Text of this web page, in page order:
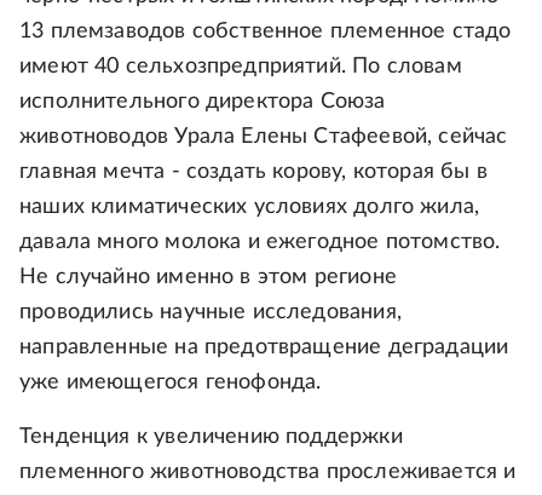
13 племзаводов собственное племенное стадо
имеют 40 сельхозпредприятий. По словам
исполнительного директора Союза
животноводов Урала Елены Стафеевой, сейчас
главная мечта - создать корову, которая бы в
наших климатических условиях долго жила,
давала много молока и ежегодное потомство.
Не случайно именно в этом регионе
проводились научные исследования,
направленные на предотвращение деградации
уже имеющегося генофонда.
Тенденция к увеличению поддержки
племенного животноводства прослеживается и